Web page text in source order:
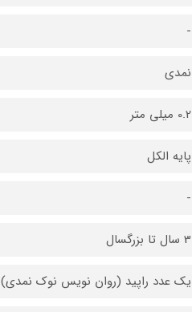
-
نمدی
0.2 میلی متر
پایه الکل
-
3 سال تا بزرگسال
یک عدد راپید (روان نویس نوک نمدی)